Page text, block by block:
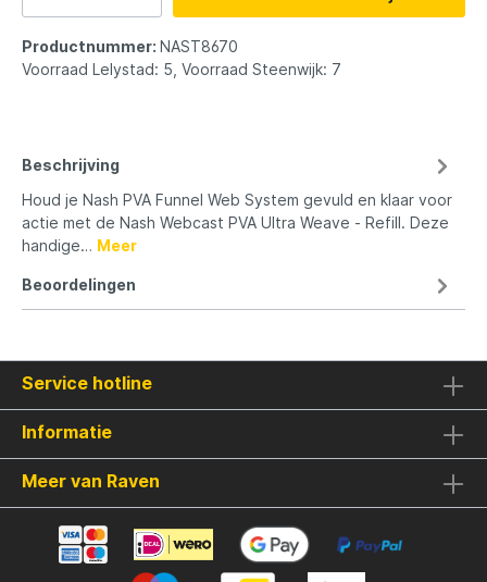
Productnummer: NAST8670
Voorraad Lelystad: 5, Voorraad Steenwijk: 7
Beschrijving
Houd je Nash PVA Funnel Web System gevuld en klaar voor
actie met de Nash Webcast PVA Ultra Weave - Refill. Deze
handige… Meer
Beoordelingen
Service hotline
Informatie
Meer van Raven